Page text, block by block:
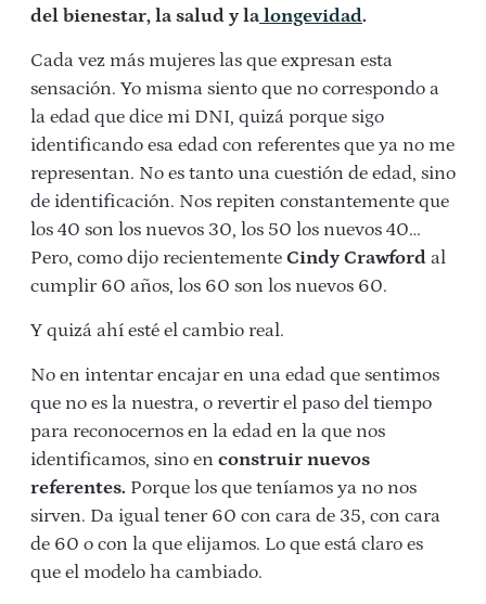
del bienestar, la salud y la longevidad.
Cada vez más mujeres las que expresan esta
sensación. Yo misma siento que no correspondo a
la edad que dice mi DNI, quizá porque sigo
identificando esa edad con referentes que ya no me
representan. No es tanto una cuestión de edad, sino
de identificación. Nos repiten constantemente que
los 40 son los nuevos 30, los 50 los nuevos 40…
Pero, como dijo recientemente Cindy Crawford al
cumplir 60 años, los 60 son los nuevos 60.
Y quizá ahí esté el cambio real.
No en intentar encajar en una edad que sentimos
que no es la nuestra, o revertir el paso del tiempo
para reconocernos en la edad en la que nos
identificamos, sino en construir nuevos
referentes. Porque los que teníamos ya no nos
sirven. Da igual tener 60 con cara de 35, con cara
de 60 o con la que elijamos. Lo que está claro es
que el modelo ha cambiado.